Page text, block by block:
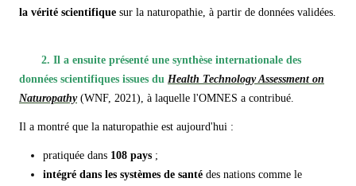
la vérité scientifique sur la naturopathie, à partir de données validées.
2. Il a ensuite présenté une synthèse internationale des
données scientifiques issues du Health Technology Assessment on
Naturopathy (WNF, 2021), à laquelle l'OMNES a contribué.
Il a montré que la naturopathie est aujourd'hui :
pratiquée dans 108 pays ;
intégré dans les systèmes de santé des nations comme le